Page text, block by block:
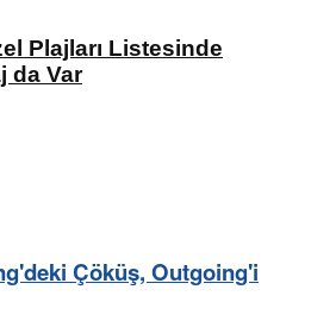
Plajları Listesinde
da Var
Çöküş, Outgoing'i